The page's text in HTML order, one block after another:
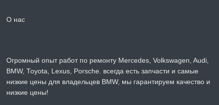
О нас
Огромный опыт работ по ремонту Mercedes, Volkswagen, Audi,
BMW, Toyota, Lexus, Porsche. всегда есть запчасти и самые
низкие цены для владельцев BMW, мы гарантируем качество и
низкие цены!